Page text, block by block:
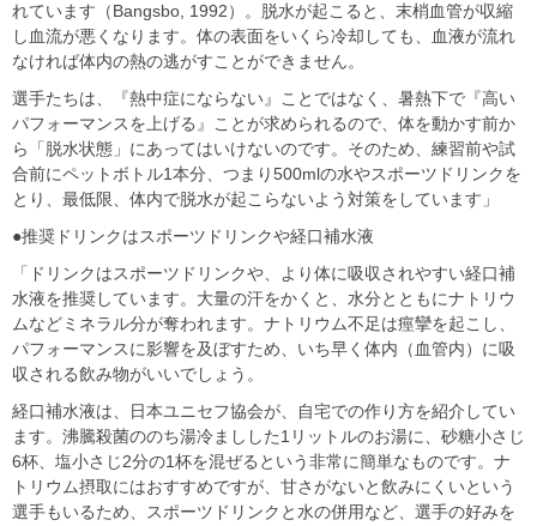
れています（Bangsbo, 1992）。脱水が起こると、末梢血管が収縮
し血流が悪くなります。体の表面をいくら冷却しても、血液が流れ
なければ体内の熱の逃がすことができません。
選手たちは、『熱中症にならない』ことではなく、暑熱下で『高い
パフォーマンスを上げる』ことが求められるので、体を動かす前か
ら「脱水状態」にあってはいけないのです。そのため、練習前や試
合前にペットボトル1本分、つまり500mlの水やスポーツドリンクを
とり、最低限、体内で脱水が起こらないよう対策をしています」
●推奨ドリンクはスポーツドリンクや経口補水液
「ドリンクはスポーツドリンクや、より体に吸収されやすい経口補
水液を推奨しています。大量の汗をかくと、水分とともにナトリウ
ムなどミネラル分が奪われます。ナトリウム不足は痙攣を起こし、
パフォーマンスに影響を及ぼすため、いち早く体内（血管内）に吸
収される飲み物がいいでしょう。
経口補水液は、日本ユニセフ協会が、自宅での作り方を紹介してい
ます。沸騰殺菌ののち湯冷ましした1リットルのお湯に、砂糖小さじ
6杯、塩小さじ2分の1杯を混ぜるという非常に簡単なものです。ナ
トリウム摂取にはおすすめですが、甘さがないと飲みにくいという
選手もいるため、スポーツドリンクと水の併用など、選手の好みを